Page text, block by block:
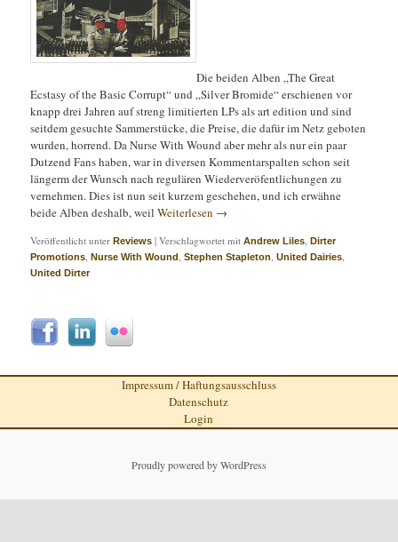
Die beiden Alben „The Great
Ecstasy of the Basic Corrupt“ und „Silver Bromide“ erschienen vor
knapp drei Jahren auf streng limitierten LPs als art edition und sind
seitdem gesuchte Sammerstücke, die Preise, die dafür im Netz geboten
wurden, horrend. Da Nurse With Wound aber mehr als nur ein paar
Dutzend Fans haben, war in diversen Kommentarspalten schon seit
längerm der Wunsch nach regulären Wiederveröfentlichungen zu
vernehmen. Dies ist nun seit kurzem geschehen, und ich erwähne
beide Alben deshalb, weilWeiterlesen →
Veröffentlicht unter Reviews |Verschlagwortet mit Andrew Liles ,Dirter
Promotions ,Nurse With Wound ,Stephen Stapleton ,United Dairies
United Dirter
Impressum / Haftungsausschluss
Datenschutz
Login
Proudly powered by WordPress